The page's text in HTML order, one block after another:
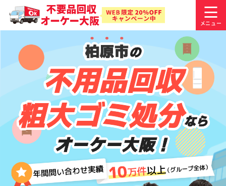
柏原市の
不用品回収
粗大ゴミ処分なら
オーケー大阪！